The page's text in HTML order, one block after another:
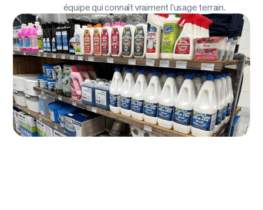
équipe qui connaît vraiment l’usage terrain.